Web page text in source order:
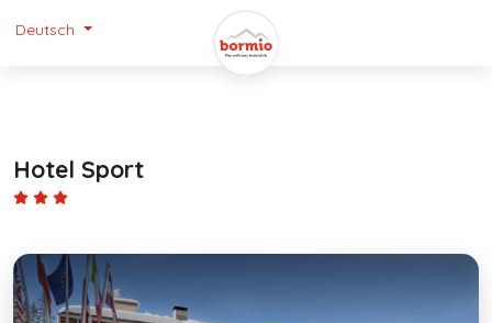
Deutsch
Hotel Sport